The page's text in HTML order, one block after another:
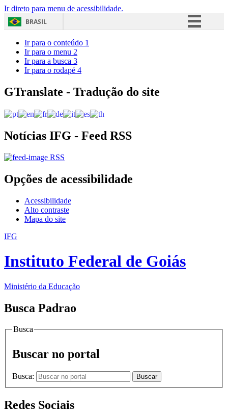
Ir direto para menu de acessibilidade.
BRASIL
Acesso à informação
Ir para o conteúdo 1
Ir para o menu 2
Ir para a busca 3
Ir para o rodapé 4
GTranslate - Tradução do site
Notícias IFG - Feed RSS
RSS
Opções de acessibilidade
Acessibilidade
Alto contraste
Mapa do site
IFG
Instituto Federal de Goiás
Ministério da Educação
Busca Padrao
Busca
Buscar no portal
Busca: Buscar
Redes Sociais